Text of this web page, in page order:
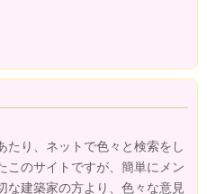
たり、ネットで色々と検索をし
このサイトですが、簡単にメン
な建築家の方より、色々な意見